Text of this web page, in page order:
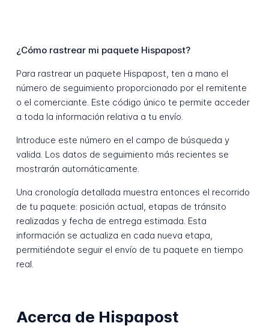
¿Cómo rastrear mi paquete Hispapost?
Para rastrear un paquete Hispapost, ten a mano el
número de seguimiento proporcionado por el remitente
o el comerciante. Este código único te permite acceder
a toda la información relativa a tu envío.
Introduce este número en el campo de búsqueda y
valida. Los datos de seguimiento más recientes se
mostrarán automáticamente.
Una cronología detallada muestra entonces el recorrido
de tu paquete: posición actual, etapas de tránsito
realizadas y fecha de entrega estimada. Esta
información se actualiza en cada nueva etapa,
permitiéndote seguir el envío de tu paquete en tiempo
real.
Acerca de Hispapost